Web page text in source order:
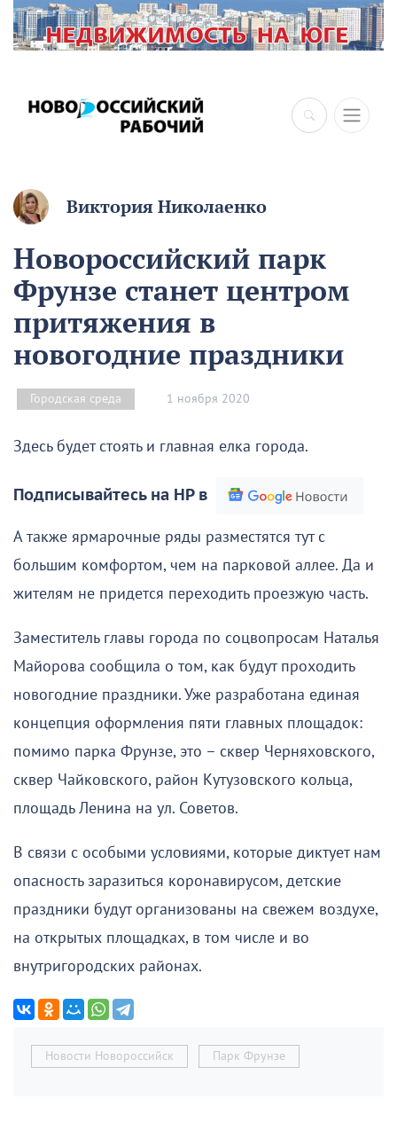
Виктория Николаенко
Новороссийский парк
Фрунзе станет центром
притяжения в
новогодние праздники
Городская среда 1 ноября 2020
Здесь будет стоять и главная елка города.
Подписывайтесь на НР в
А также ярмарочные ряды разместятся тут с
большим комфортом, чем на парковой аллее. Да и
жителям не придется переходить проезжую часть.
Заместитель главы города по соцвопросам Наталья
Майорова сообщила о том, как будут проходить
новогодние праздники. Уже разработана единая
концепция оформления пяти главных площадок:
помимо парка Фрунзе, это – сквер Черняховского,
сквер Чайковского, район Кутузовского кольца,
площадь Ленина на ул. Советов.
В связи с особыми условиями, которые диктует нам
опасность заразиться коронавирусом, детские
праздники будут организованы на свежем воздухе,
на открытых площадках, в том числе и во
внутригородских районах.
Новости Новороссийск Парк Фрунзе